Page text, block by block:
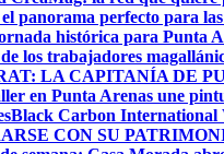
panorama perfecto para
histórica para Punta
los trabajadores
LA CAPITANÍA DE
en Punta Arenas une
Black Carbon International
CON SU